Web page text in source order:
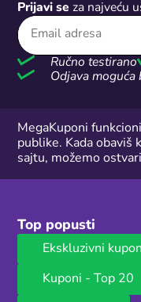
Prijavi se za najveću
Ručno testirano
Odjava moguća
MegaKuponi
publike. Kada obaviš
sajtu, možemo
Top popusti
Ekskluzivni
Kuponi - Top 20